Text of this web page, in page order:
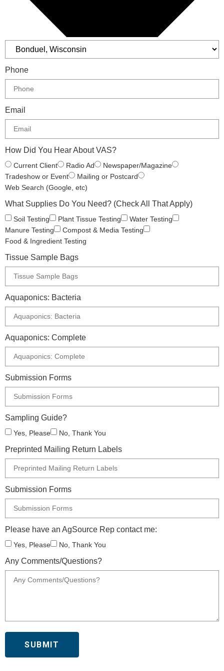
Phone
Email
How Did You Hear About VAS?
Current Client Radio Ad
Newspaper/Magazine
Tradeshow or Event
Mailing or Postcard
Web Search (Google, etc)
What Supplies Do You Need? (Check All That Apply)
Soil Testing Plant Tissue Testing
Water Testing
Manure Testing
Compost & Media Testing
Food & Ingredient Testing
Tissue Sample Bags
Aquaponics: Bacteria
Aquaponics: Complete
Submission Forms
Sampling Guide?
Yes, Please No, Thank You
Preprinted Mailing Return Labels
Submission Forms
Please have an AgSource Rep contact me:
Yes, Please No, Thank You
Any Comments/Questions?
SUBMIT